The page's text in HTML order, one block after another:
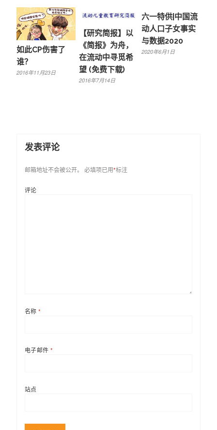
如此CP伤害了
谁？
2016年11月23日
【研究简报】以
《简报》为舟，
在流动中寻觅希
望 (免费下载)
2016年7月14日
六一特供|中国流
动人口子女事实
与数据2020
2020年6月1日
发表评论
邮箱地址不会被公开。 必填项已用*标注
评论
名称*
电子邮件*
站点